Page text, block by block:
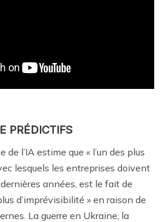
PRÉDICTIFS
l’IA estime que « l’un des plus
lesquels les entreprises doivent
années, est le fait de
d’imprévisibilité » en raison de
La guerre en Ukraine, la